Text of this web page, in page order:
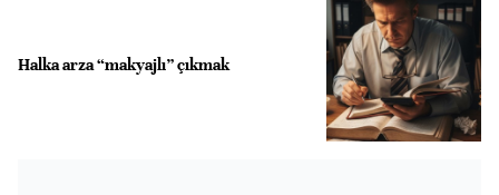
Halka arza “makyajlı” çıkmak